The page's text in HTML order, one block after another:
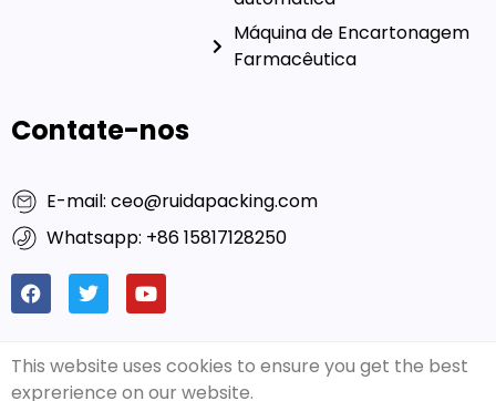
Máquina de Encartonagem
Farmacêutica
Contate-nos
E-mail: ceo@ruidapacking.com
Whatsapp: +86 15817128250
© 2026 Ruida Máquinas de
Links amigáveis:
This website uses cookies to ensure you get the best
exprerience on our website.